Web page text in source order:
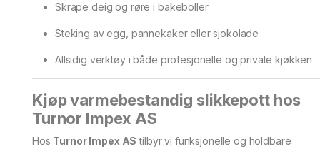
Skrape deig og røre i bakeboller
Steking av egg, pannekaker eller sjokolade
Allsidig verktøy i både profesjonelle og private kjøkken
Kjøp varmebestandig slikkepott hos
Turnor Impex AS
Hos Turnor Impex AS tilbyr vi funksjonelle og holdbare